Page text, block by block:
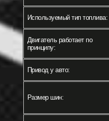
Используемый тип топлива:
Двигатель работает по
принципу:
Привод у авто:
Размер шин: